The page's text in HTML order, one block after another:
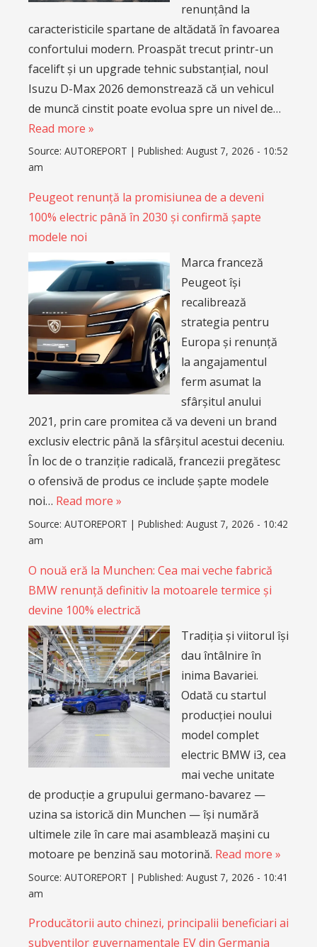
renunțând la
caracteristicile spartane de altădată în favoarea
confortului modern. Proaspăt trecut printr-un
facelift și un upgrade tehnic substanțial, noul
Isuzu D-Max 2026 demonstrează că un vehicul
de muncă cinstit poate evolua spre un nivel de…
Read more »
Source: AUTOREPORT | Published: August 7, 2026 - 10:52
am
Peugeot renunță la promisiunea de a deveni
100% electric până în 2030 și confirmă șapte
modele noi
Marca franceză
Peugeot își
recalibrează
strategia pentru
Europa și renunță
la angajamentul
ferm asumat la
sfârșitul anului
2021, prin care promitea că va deveni un brand
exclusiv electric până la sfârșitul acestui deceniu.
În loc de o tranziție radicală, francezii pregătesc
o ofensivă de produs ce include șapte modele
noi… Read more »
Source: AUTOREPORT | Published: August 7, 2026 - 10:42
am
O nouă eră la Munchen: Cea mai veche fabrică
BMW renunță definitiv la motoarele termice și
devine 100% electrică
Tradiția și viitorul își
dau întâlnire în
inima Bavariei.
Odată cu startul
producției noului
model complet
electric BMW i3, cea
mai veche unitate
de producție a grupului germano-bavarez —
uzina sa istorică din Munchen — își numără
ultimele zile în care mai asamblează mașini cu
motoare pe benzină sau motorină. Read more »
Source: AUTOREPORT | Published: August 7, 2026 - 10:41
am
Producătorii auto chinezi, principalii beneficiari ai
subvenților guvernamentale EV din Germania